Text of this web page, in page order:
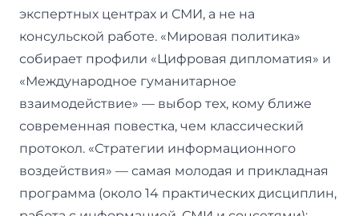
экспертных центрах и СМИ, а не на
консульской работе. «Мировая политика»
собирает профили «Цифровая дипломатия» и
«Международное гуманитарное
взаимодействие» — выбор тех, кому ближе
современная повестка, чем классический
протокол. «Стратегии информационного
воздействия» — самая молодая и прикладная
программа (около 14 практических дисциплин,